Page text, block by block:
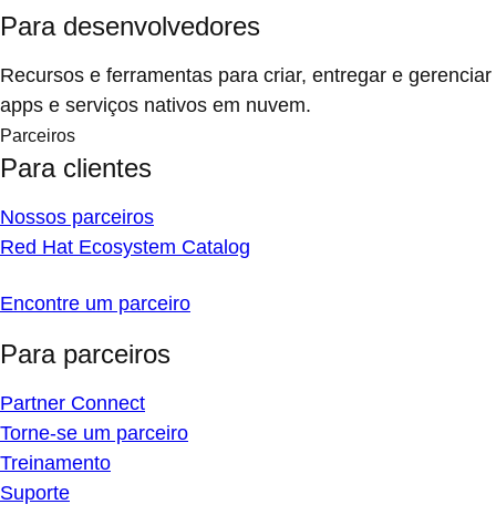
Para desenvolvedores
Recursos e ferramentas para criar, entregar e gerenciar
apps e serviços nativos em nuvem.
Parceiros
Para clientes
Nossos parceiros
Red Hat Ecosystem Catalog
Encontre um parceiro
Para parceiros
Partner Connect
Torne-se um parceiro
Treinamento
Suporte